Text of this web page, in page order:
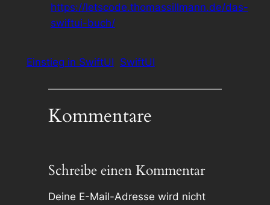
https://letscode.thomassillmann.de/das-
swiftui-buch/
Einstieg in SwiftUI SwiftUI
Kommentare
Schreibe einen Kommentar
Deine E-Mail-Adresse wird nicht